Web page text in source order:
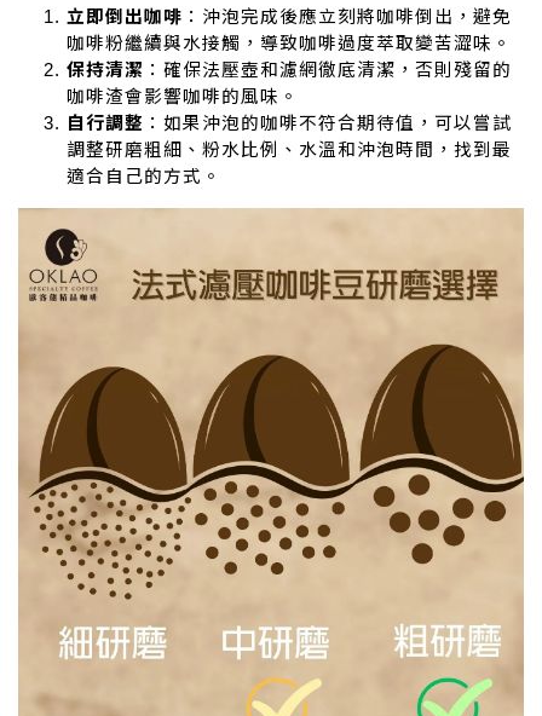
立即倒出咖啡 ：沖泡完成後應立刻將咖啡倒出，避免
咖啡粉繼續與水接觸，導致咖啡過度萃取變苦澀味。
保持清潔 ：確保法壓壺和濾網徹底清潔，否則殘留的
咖啡渣會影響咖啡的風味。
自行調整 ：如果沖泡的咖啡不符合期待值，可以嘗試
調整研磨粗細、粉水比例、水溫和沖泡時間，找到最
適合自己的方式。